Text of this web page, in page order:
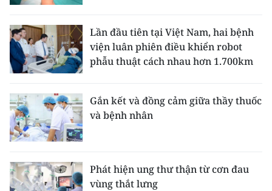
Lần đầu tiên tại Việt Nam, hai bệnh
viện luân phiên điều khiển robot
phẫu thuật cách nhau hơn 1.700km
Gắn kết và đồng cảm giữa thầy thuốc
và bệnh nhân
Phát hiện ung thư thận từ cơn đau
vùng thắt lưng